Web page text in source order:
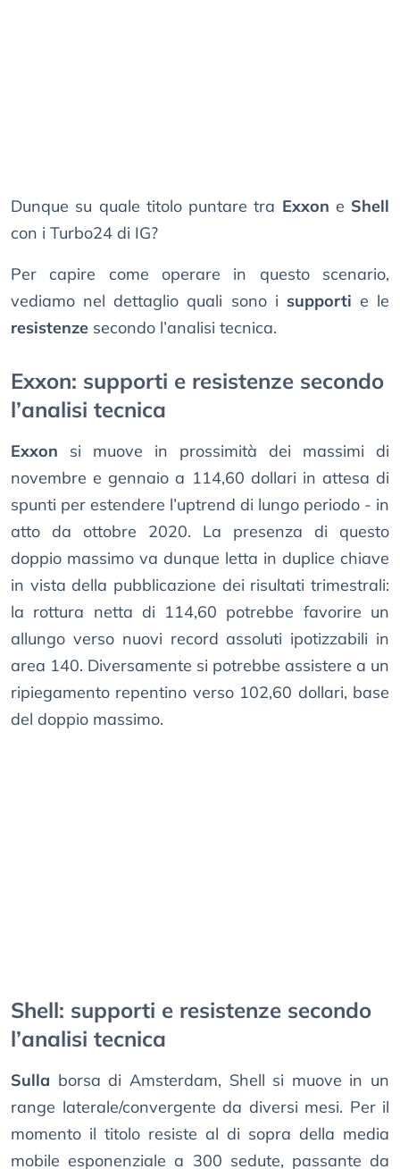
Dunque su quale titolo puntare tra Exxon e Shell
con i Turbo24 di IG?
Per capire come operare in questo scenario,
vediamo nel dettaglio quali sono i supporti e le
resistenze secondo l’analisi tecnica.
Exxon: supporti e resistenze secondo
l’analisi tecnica
Exxon si muove in prossimità dei massimi di
novembre e gennaio a 114,60 dollari in attesa di
spunti per estendere l’uptrend di lungo periodo - in
atto da ottobre 2020. La presenza di questo
doppio massimo va dunque letta in duplice chiave
in vista della pubblicazione dei risultati trimestrali:
la rottura netta di 114,60 potrebbe favorire un
allungo verso nuovi record assoluti ipotizzabili in
area 140. Diversamente si potrebbe assistere a un
ripiegamento repentino verso 102,60 dollari, base
del doppio massimo.
Shell: supporti e resistenze secondo
l’analisi tecnica
Sulla borsa di Amsterdam, Shell si muove in un
range laterale/convergente da diversi mesi. Per il
momento il titolo resiste al di sopra della media
mobile esponenziale a 300 sedute, passante da